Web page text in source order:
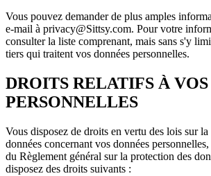
Vous pouvez demander de plus amples
e-mail à privacy@Sittsy.com. Pour votre
consulter la liste comprenant, mais sans s'y
tiers qui traitent vos données personnelles.
DROITS RELATIFS À
PERSONNELLES
Vous disposez de droits en vertu des lois sur
données concernant vos données
du Règlement général sur la protection des
disposez des droits suivants :